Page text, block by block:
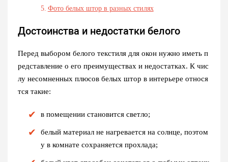
Фото белых штор в разных стилях
Достоинства и недостатки белого
Перед выбором белого текстиля для окон нужно иметь п
редставление о его преимуществах и недостатках. К чис
лу несомненных плюсов белых штор в интерьере относя
тся такие:
в помещении становится светло;
белый материал не нагревается на солнце, поэтом
у в комнате сохраняется прохлада;